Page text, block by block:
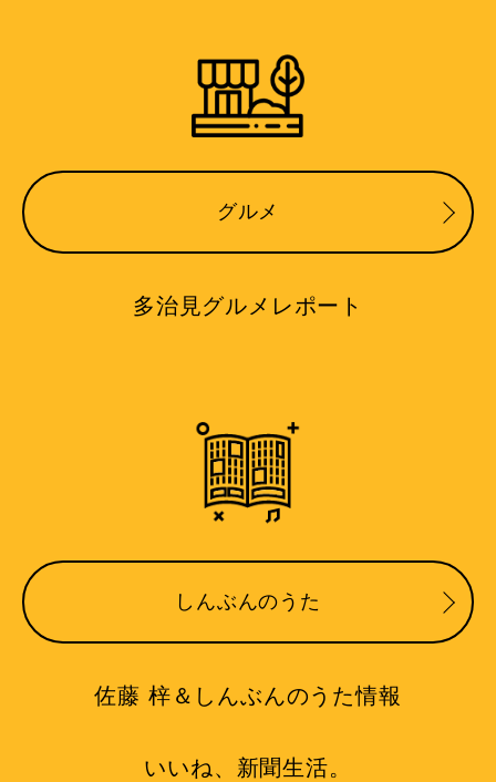
グルメ
多治見グルメレポート
しんぶんのうた
佐藤 梓＆しんぶんのうた情報
いいね、新聞生活。